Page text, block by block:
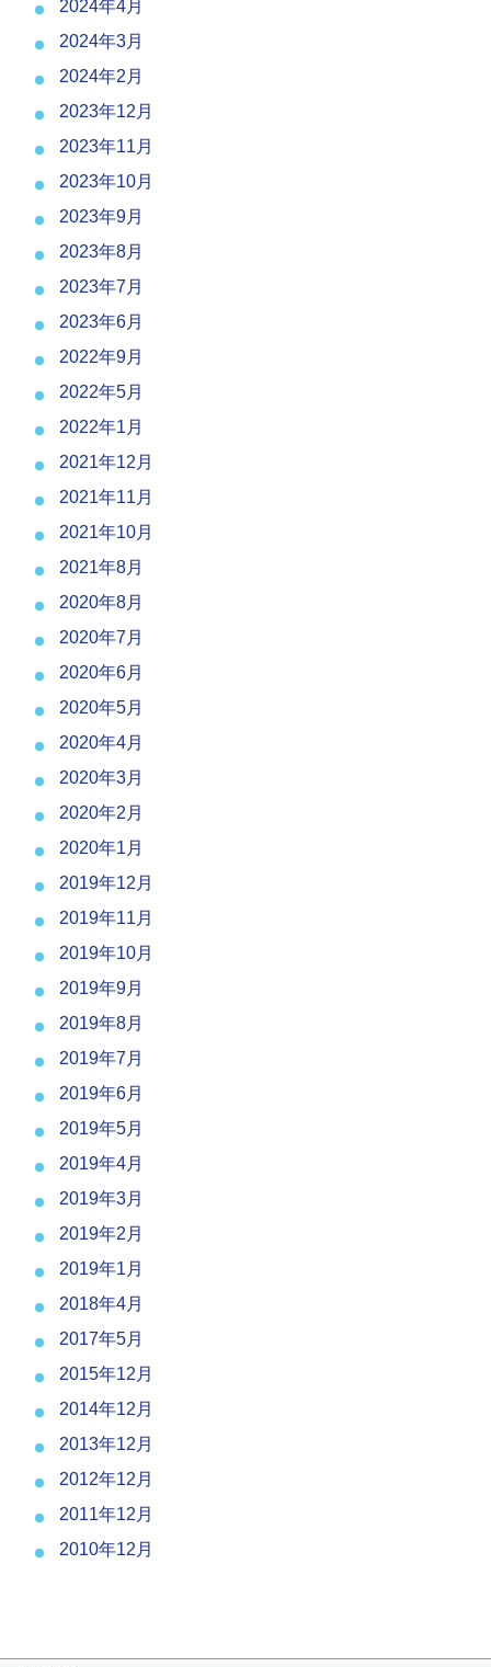
2024年4月
2024年3月
2024年2月
2023年12月
2023年11月
2023年10月
2023年9月
2023年8月
2023年7月
2023年6月
2022年9月
2022年5月
2022年1月
2021年12月
2021年11月
2021年10月
2021年8月
2020年8月
2020年7月
2020年6月
2020年5月
2020年4月
2020年3月
2020年2月
2020年1月
2019年12月
2019年11月
2019年10月
2019年9月
2019年8月
2019年7月
2019年6月
2019年5月
2019年4月
2019年3月
2019年2月
2019年1月
2018年4月
2017年5月
2015年12月
2014年12月
2013年12月
2012年12月
2011年12月
2010年12月